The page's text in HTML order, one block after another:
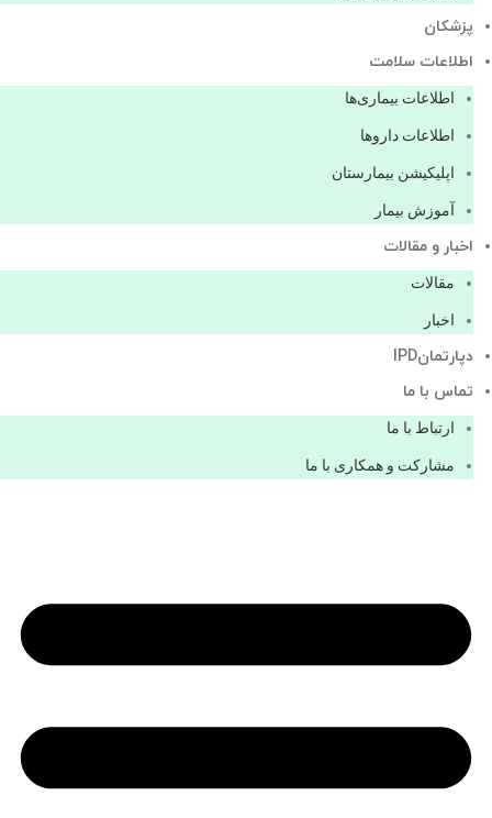
پزشكان
اطلاعات سلامت
اطلاعات بیماری‌ها
اطلاعات دارو‌ها
اپليكيشن بيمارستان
آموزش بیمار
اخبار و مقالات
مقالات
اخبار
دپارتمانIPD
تماس با ما
ارتباط با ما
مشاركت و همكاری با ما